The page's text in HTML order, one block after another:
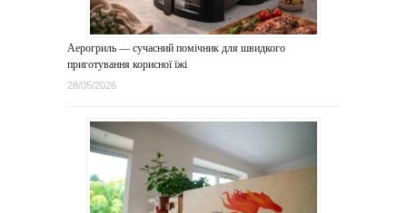
Аерогриль — сучасний помічник для швидкого
приготування корисної їжі
28/05/2026